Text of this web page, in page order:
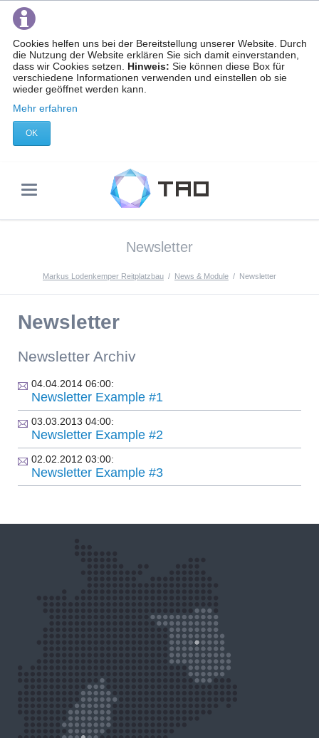
Cookies helfen uns bei der Bereitstellung unserer Website. Durch
die Nutzung der Website erklären Sie sich damit einverstanden,
dass wir Cookies setzen. Hinweis: Sie können diese Box für
verschiedene Informationen verwenden und einstellen ob sie
wieder geöffnet werden kann.
Mehr erfahren
OK
Newsletter
Markus Lodenkemper Reitplatzbau News & Module Newsletter
Newsletter
Newsletter Archiv
04.04.2014 06:00:
Newsletter Example #1
03.03.2013 04:00:
Newsletter Example #2
02.02.2012 03:00:
Newsletter Example #3